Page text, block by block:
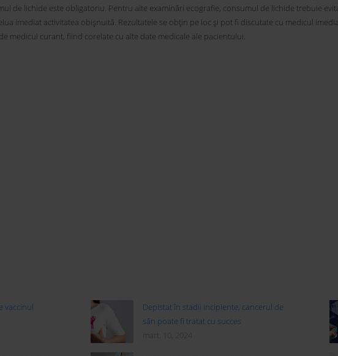
de lichide este obligatoriu. Pentru alte examinări ecografie, consumul de lichide trebuie
imediat activitatea obișnuită. Rezultatele se obțin pe loc și pot fi discutate cu medicul
medicul curant, fiind corelate cu alte date medicale ale pacientului.
vaccinul
Depistat în stadii incipiente, cancerul de
sân poate fi tratat cu succes
mart. 10, 2024